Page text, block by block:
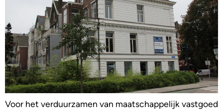
Voor het verduurzamen van maatschappelijk vastgoed